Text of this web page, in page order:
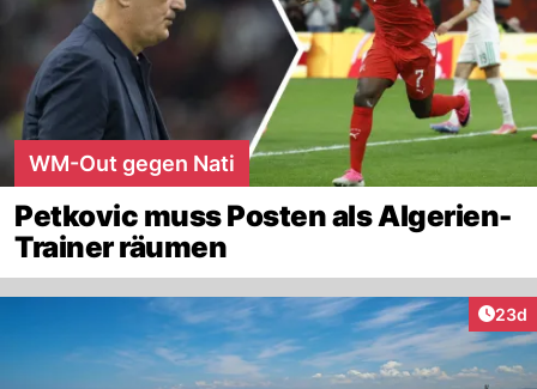
WM-Out gegen Nati
Petkovic muss Posten als Algerien-
Trainer räumen
23d